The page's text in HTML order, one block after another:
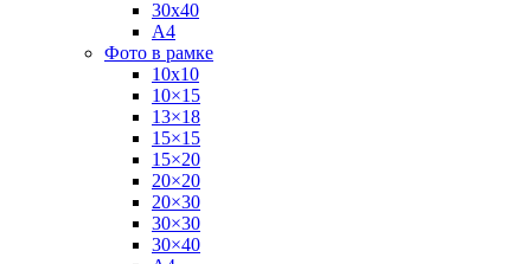
30х40
А4
Фото в рамке
10х10
10×15
13×18
15×15
15×20
20×20
20×30
30×30
30×40